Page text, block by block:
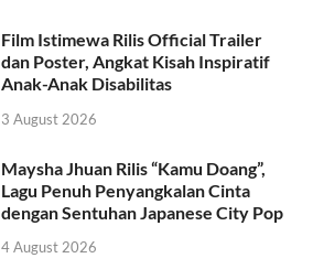
Film Istimewa Rilis Official Trailer
dan Poster, Angkat Kisah Inspiratif
Anak-Anak Disabilitas
3 August 2026
Maysha Jhuan Rilis “Kamu Doang”,
Lagu Penuh Penyangkalan Cinta
dengan Sentuhan Japanese City Pop
4 August 2026